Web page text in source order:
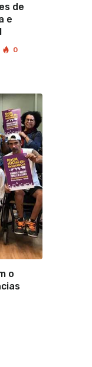
de
e
0
o